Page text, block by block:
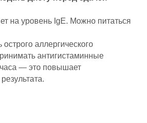
на уровень IgE. Можно питаться
аллергического
антигистаминные
— это повышает